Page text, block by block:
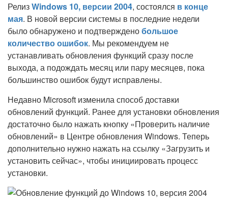
РелизWindows 10, версии 2004, состоялся в конце
мая. В новой версии системы в последние недели
было обнаружено и подтвержденобольшое
количество ошибок. Мы рекомендуем не
устанавливать обновления функций сразу после
выхода, а подождать месяц или пару месяцев, пока
большинство ошибок будут исправлены.
Недавно Microsoft изменила способ доставки
обновлений функций. Ранее для установки обновления
достаточно было нажать кнопку «Проверить наличие
обновлений» в Центре обновления Windows. Теперь
дополнительно нужно нажать на ссылку «Загрузить и
установить сейчас», чтобы инициировать процесс
установки.